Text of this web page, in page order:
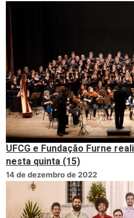
UFCG e Fundação Furne
nesta quinta (15)
14 de dezembro de 2022